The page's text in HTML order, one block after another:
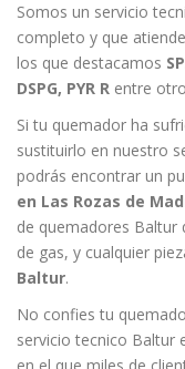
Somos un servicio
completo y que
los que destacamos
DSPG, PYR R entre
Si tu quemador ha
sustituirlo en nuestro
podrás encontrar un
en Las Rozas de
de quemadores
de gas, y cualquier
Baltur.
No confies tu
servicio tecnico Baltur